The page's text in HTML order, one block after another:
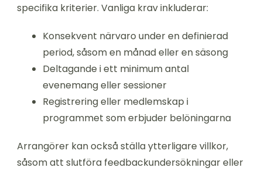
specifika kriterier. Vanliga krav inkluderar:
Konsekvent närvaro under en definierad
period, såsom en månad eller en säsong
Deltagande i ett minimum antal
evenemang eller sessioner
Registrering eller medlemskap i
programmet som erbjuder belöningarna
Arrangörer kan också ställa ytterligare villkor,
såsom att slutföra feedbackundersökningar eller